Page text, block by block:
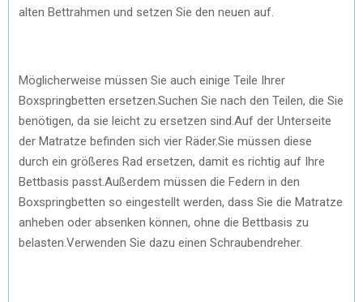
alten Bettrahmen und setzen Sie den neuen auf.
Möglicherweise müssen Sie auch einige Teile Ihrer
Boxspringbetten ersetzen.Suchen Sie nach den Teilen, die Sie
benötigen, da sie leicht zu ersetzen sind.Auf der Unterseite
der Matratze befinden sich vier Räder.Sie müssen diese
durch ein größeres Rad ersetzen, damit es richtig auf Ihre
Bettbasis passt.Außerdem müssen die Federn in den
Boxspringbetten so eingestellt werden, dass Sie die Matratze
anheben oder absenken können, ohne die Bettbasis zu
belasten.Verwenden Sie dazu einen Schraubendreher.